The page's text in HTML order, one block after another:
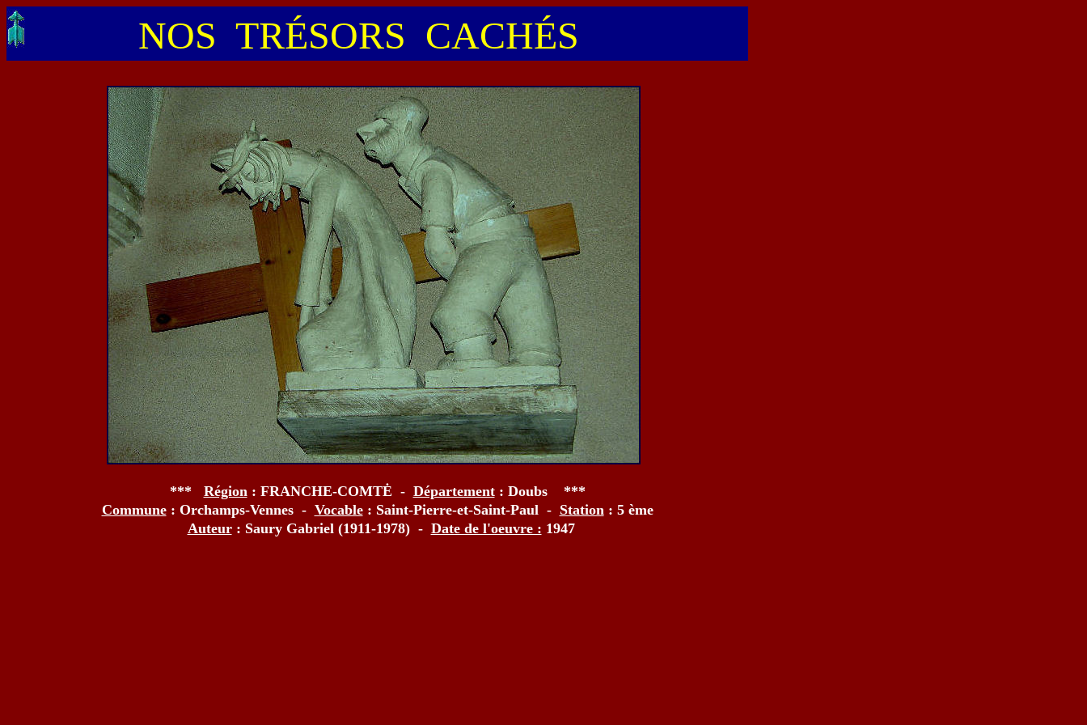
NOS TRÉSORS CACHÉS
*** Région: FRANCHE-COMTĖ - Département: Doubs ***
Commune: Orchamps-Vennes - Vocable: Saint-Pierre-et-Saint-Paul - Station: 5 ème
Auteur: Saury Gabriel (1911-1978) - Date de l'oeuvre : 1947